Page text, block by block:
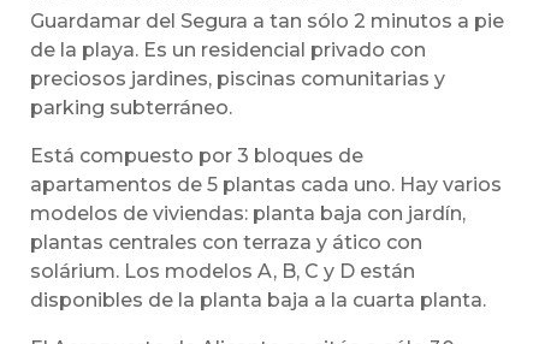
Guardamar del Segura a tan sólo 2 minutos a pie
de la playa. Es un residencial privado con
preciosos jardines, piscinas comunitarias y
parking subterráneo.
Está compuesto por 3 bloques de
apartamentos de 5 plantas cada uno. Hay varios
modelos de viviendas: planta baja con jardín,
plantas centrales con terraza y ático con
solárium. Los modelos A, B, C y D están
disponibles de la planta baja a la cuarta planta.